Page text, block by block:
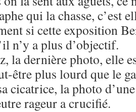
qui la chasse, c’est
si cette exposition
n’y a plus d’objectif.
la dernière photo, elle
être plus lourd que le
cicatrice, la photo
rageur a crucifié.